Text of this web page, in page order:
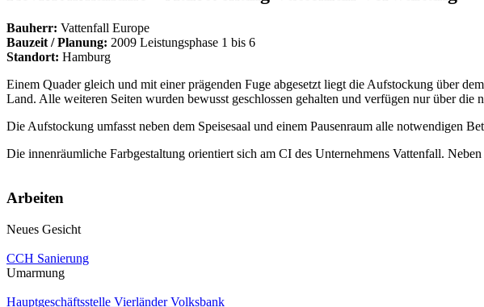
Bauherr: Vattenfall Europe
Bauzeit / Planung: 2009 Leistungsphase 1 bis 6
Standort: Hamburg
Einem Quader gleich und mit einer prägenden Fuge abgesetzt liegt die Aufstockung über
Land. Alle weiteren Seiten wurden bewusst geschlossen gehalten und verfügen nur über die
Die Aufstockung umfasst neben dem Speisesaal und einem Pausenraum alle notwendigen
Die innenräumliche Farbgestaltung orientiert sich am CI des Unternehmens Vattenfall.
Arbeiten
Neues Gesicht
CCH Sanierung
Umarmung
Hauptgeschäftsstelle Vierländer Volksbank